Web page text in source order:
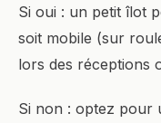
Si oui : un petit îlot
soit mobile (sur
lors des réceptions
Si non : optez pour